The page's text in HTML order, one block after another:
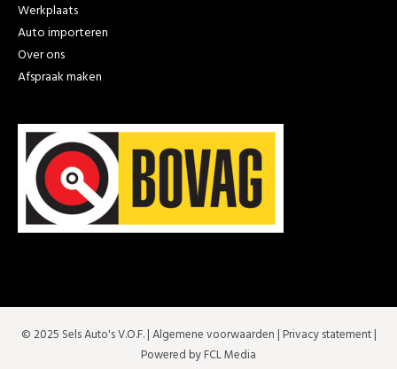
Werkplaats
Auto importeren
Over ons
Afspraak maken
© 2025 Sels Auto's V.O.F. |Algemene voorwaarden | Privacy statement|
Powered by FCL Media